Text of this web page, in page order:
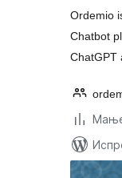
Ordemio
Chatbot
ChatGPT